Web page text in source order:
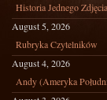
Historia Jednego Zdjęcia
August 5, 2026
Rubryka Czytelników
August 4, 2026
Andy (Ameryka